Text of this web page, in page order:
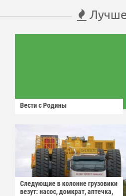
Вести с Родины
Следующие в колонне грузовики
везут: насос, домкрат, аптечка,